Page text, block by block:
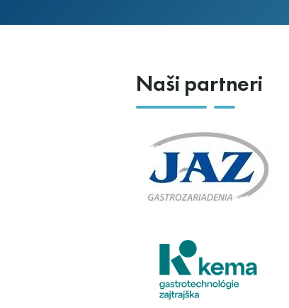
Naši partneri